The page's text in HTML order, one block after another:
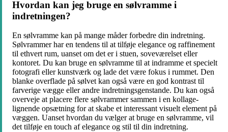
Hvordan kan jeg bruge en sølvramme i
indretningen?
En sølvramme kan på mange måder forbedre din indretning.
Sølvrammer har en tendens til at tilføje elegance og raffinement
til ethvert rum, uanset om det er i stuen, soveværelset eller
kontoret. Du kan bruge en sølvramme til at indramme et specielt
fotografi eller kunstværk og lade det være fokus i rummet. Den
blanke overflade på sølvet kan også være en god kontrast til
farverige vægge eller andre indretningsgenstande. Du kan også
overveje at placere flere sølvrammer sammen i en kollage-
lignende opsætning for at skabe et interessant visuelt element på
væggen. Uanset hvordan du vælger at bruge en sølvramme, vil
det tilføje en touch af elegance og stil til din indretning.